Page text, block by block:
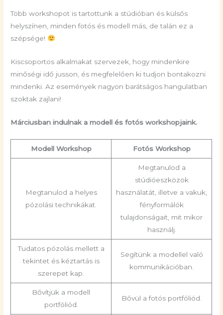
Több workshopot is tartottunk a stúdióban és külsős
helyszínen, minden fotós és modell más, de talán ez a
szépsége!
Kiscsoportos alkalmakat szervezek, hogy mindenkire
minőségi idő jusson, és megfelelően ki tudjon bontakozni
mindenki. Az események nagyon barátságos hangulatban
szoktak zajlani!
Márciusban indulnak a modell és fotós workshopjaink.
Modell Workshop Fotós Workshop
Megtanulod a helyes
pózolási technikákat.
Megtanulod a
stúdióeszközök
használatát, illetve a vakuk,
fényformálók
tulajdonságait, mit mikor
használj.
Tudatos pózolás mellett a
tekintet és kéztartás is
szerepet kap.
Segítünk a modellel való
kommunikációban.
Bővítjük a modell
portfóliód.
Bővül a fotós portfóliód.